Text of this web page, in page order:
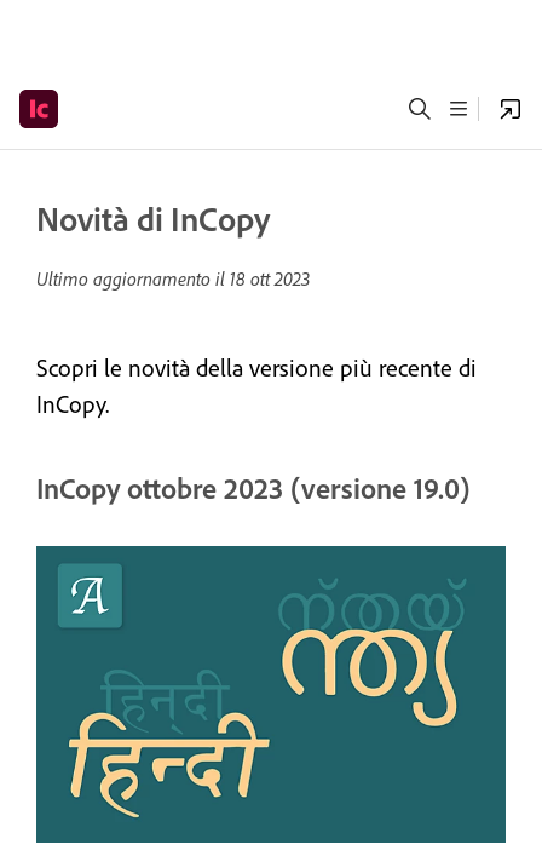
Novità di InCopy
Ultimo aggiornamento il 18 ott 2023
Scopri le novità della versione più recente di
InCopy.
InCopy ottobre 2023 (versione 19.0)